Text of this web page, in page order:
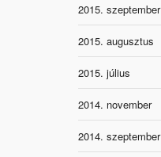
2015. szeptember
2015. augusztus
2015. július
2014. november
2014. szeptember